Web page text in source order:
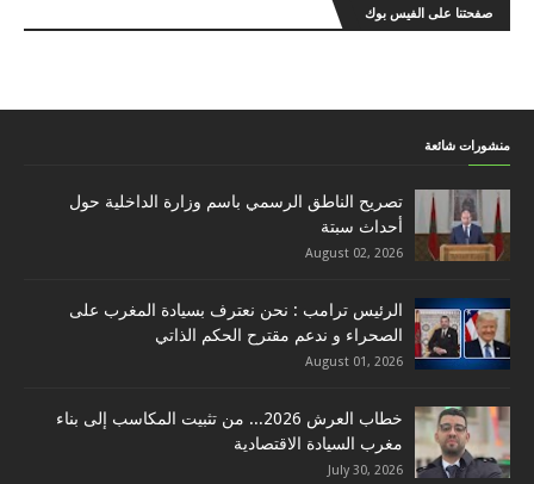
صفحتنا على الفيس بوك
منشورات شائعة
تصريح الناطق الرسمي باسم وزارة الداخلية حول
أحداث سبتة
August 02, 2026
الرئيس ترامب : نحن نعترف بسيادة المغرب على
الصحراء و ندعم مقترح الحكم الذاتي
August 01, 2026
خطاب العرش 2026... من تثبيت المكاسب إلى بناء
مغرب السيادة الاقتصادية
July 30, 2026